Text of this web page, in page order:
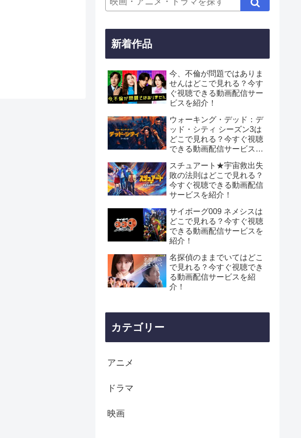
新着作品
今、不倫が問題ではありま
せんはどこで見れる？今す
ぐ視聴できる動画配信サー
ビスを紹介！
ウォーキング・デッド：デ
ッド・シティ シーズン3は
どこで見れる？今すぐ視聴
できる動画配信サービスを
スチュアート★宇宙救出失
敗の法則はどこで見れる？
今すぐ視聴できる動画配信
サービスを紹介！
サイボーグ009 ネメシスは
どこで見れる？今すぐ視聴
できる動画配信サービスを
紹介！
名探偵のままでいてはどこ
で見れる？今すぐ視聴でき
る動画配信サービスを紹
介！
カテゴリー
アニメ
ドラマ
映画